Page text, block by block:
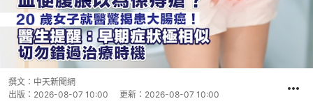
撰文： 中天新聞網
出版： 2026-08-07 10:00 更新： 2026-08-07 10:00